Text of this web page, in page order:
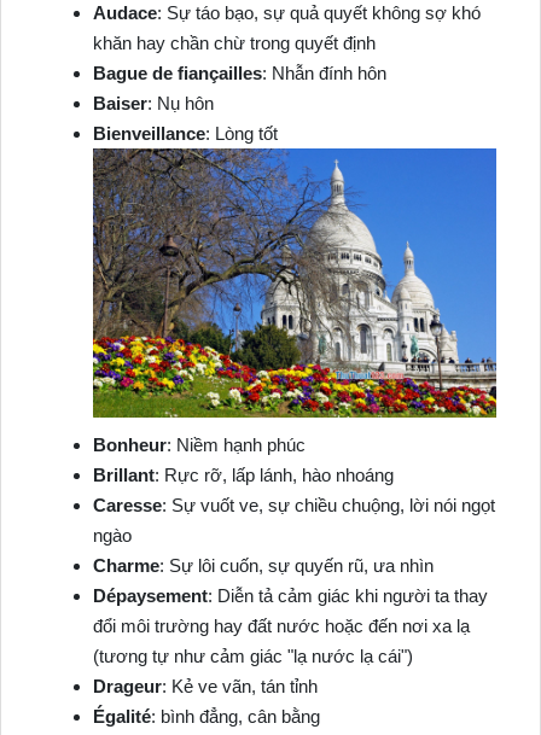
Audace: Sự táo bạo, sự quả quyết không sợ khó
khăn hay chần chừ trong quyết định
Bague de fiançailles: Nhẫn đính hôn
Baiser: Nụ hôn
Bienveillance: Lòng tốt
Bonheur: Niềm hạnh phúc
Brillant: Rực rỡ, lấp lánh, hào nhoáng
Caresse: Sự vuốt ve, sự chiều chuộng, lời nói ngọt
ngào
Charme: Sự lôi cuốn, sự quyến rũ, ưa nhìn
Dépaysement: Diễn tả cảm giác khi người ta thay
đổi môi trường hay đất nước hoặc đến nơi xa lạ
(tương tự như cảm giác "lạ nước lạ cái")
Drageur: Kẻ ve vãn, tán tỉnh
Égalité: bình đẳng, cân bằng